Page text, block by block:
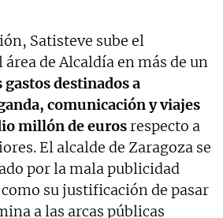
Satisteve sube el
de Alcaldía en más de un
gastos destinados a
comunicación y viajes
millón de eurosrespecto a
El alcalde de Zaragoza se
por la mala publicidad
su justificación de pasar
a las arcas públicas